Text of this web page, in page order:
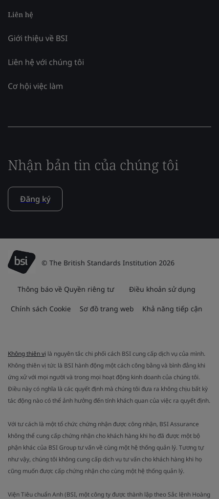
Liên hệ
Giới thiệu về BSI
Liên hệ với chúng tôi
Cơ hội việc làm
Nhận bản tin của chúng tôi
Đăng ký
© The British Standards Institution 2026
Thông báo về Quyền riêng tư Điều khoản sử dụng
Chính sách Cookie Sơ đồ trang web Khả năng tiếp cận
Không thiên vị là nguyên tắc chi phối cách BSI cung cấp dịch vụ của mình.
Không thiên vị tức là BSI hành động một cách công bằng và bình đẳng khi
ứng xử với mọi người và trong mọi hoạt động kinh doanh của chúng tôi.
Điều này có nghĩa là các quyết định mà chúng tôi đưa ra không chịu bất kỳ
tác động nào có thể ảnh hưởng đến tính khách quan của việc ra quyết định.
Với tư cách là một tổ chức chứng nhận được công nhận, BSI Assurance
không thể cung cấp chứng nhận cho khách hàng khi họ đã được một bộ
phận khác của BSI Group tư vấn về cùng một hệ thống quản lý. Tương tự
như vậy, chúng tôi không cung cấp dịch vụ tư vấn cho khách hàng khi họ
cũng muốn được cấp chứng nhận cho cùng một hệ thống quản lý.
Viện Tiêu chuẩn Anh (BSI, một công ty được thành lập theo Sắc lệnh Hoàng